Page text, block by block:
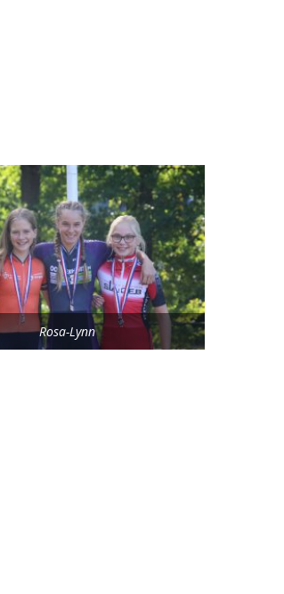
Rosa-Lynn